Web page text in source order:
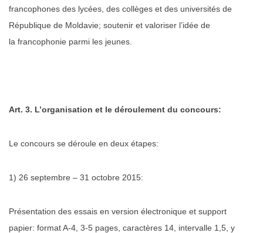
francophones des lycées, des collèges et des universités de
République de Moldavie; soutenir et valoriser l’idée de
la francophonie parmi les jeunes.
Art. 3. L’organisation et le déroulement du concours:
Le concours se déroule en deux étapes:
1) 26 septembre – 31 octobre 2015:
Présentation des essais en version électronique et support
papier: format A-4, 3-5 pages, caractères 14, intervalle 1,5, y